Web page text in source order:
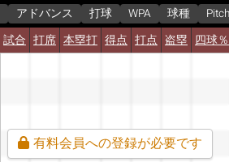
アドバンス 打球 WPA 球種
試合 打席 本塁打 得点 打点 盗塁 四球％
有料会員への登録が必要です